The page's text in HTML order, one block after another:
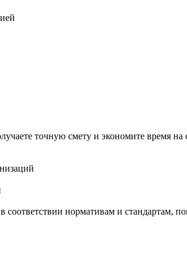
точную смету и экономите время на
нормативам и стандартам,